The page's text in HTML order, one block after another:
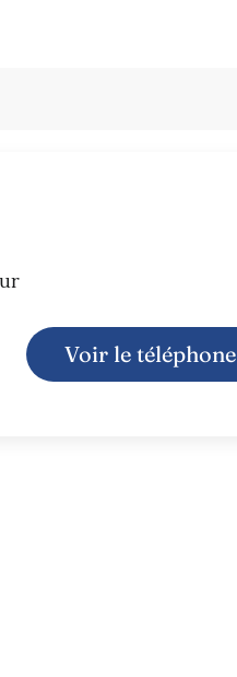
Voir le téléphone